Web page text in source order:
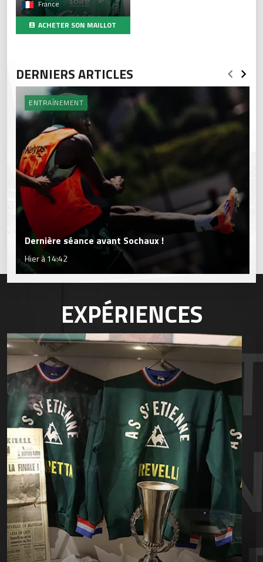
France
ACHETER SON MAILLOT
DERNIERS ARTICLES
ENTRAÎNEMENT
Dernière séance avant Sochaux !
Hier à 14:42
EXPÉRIENCES